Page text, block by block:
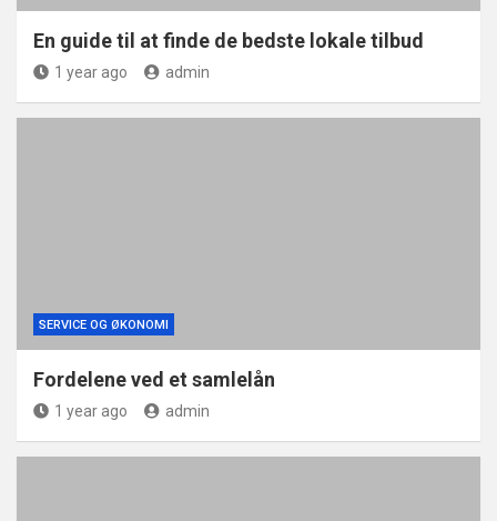
En guide til at finde de bedste lokale tilbud
1 year ago admin
SERVICE OG ØKONOMI
Fordelene ved et samlelån
1 year ago admin